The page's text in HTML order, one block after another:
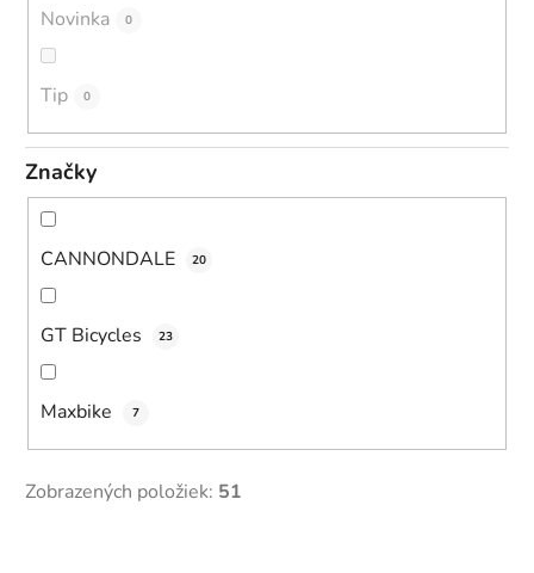
Novinka 0
Tip 0
Značky
CANNONDALE 20
GT Bicycles 23
Maxbike 7
Zobrazených položiek: 51